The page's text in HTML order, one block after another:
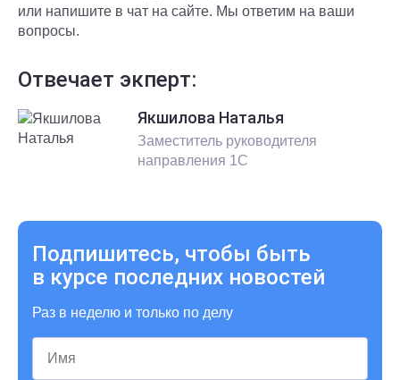
или напишите в чат на сайте. Мы ответим на ваши
вопросы.
Отвечает экперт:
Якшилова Наталья
Заместитель руководителя
направления 1С
Подпишитесь, чтобы быть
в курсе последних новостей
Раз в неделю и только по делу